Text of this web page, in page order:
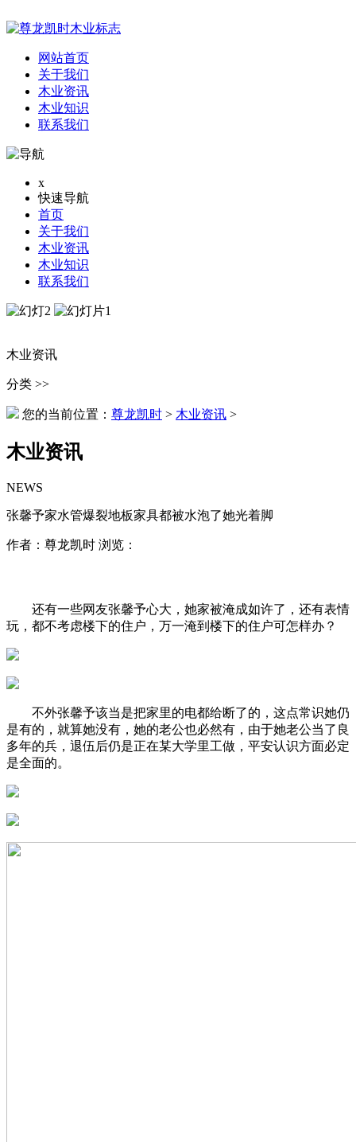
网站首页
关于我们
木业资讯
木业知识
联系我们
x
快速导航
首页
关于我们
木业资讯
木业知识
联系我们
木业资讯
分类 >>
您的当前位置： 尊龙凯时 > 木业资讯 >
木业资讯
NEWS
张馨予家水管爆裂地板家具都被水泡了她光着脚
作者：尊龙凯时 浏览：
还有一些网友张馨予心大，她家被淹成如许了，还有表情
玩，都不考虑楼下的住户，万一淹到楼下的住户可怎样办？
不外张馨予该当是把家里的电都给断了的，这点常识她仍
是有的，就算她没有，她的老公也必然有，由于她老公当了良
多年的兵，退伍后仍是正在某大学里工做，平安认识方面必定
是全面的。